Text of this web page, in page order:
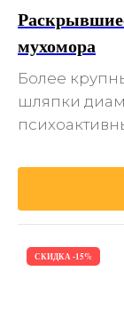
мухомора
Более
шляпки
СКИДКА -15%